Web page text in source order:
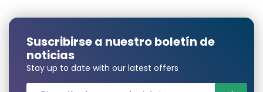
Suscribirse a nuestro boletín de
noticias
Stay up to date with our latest offers